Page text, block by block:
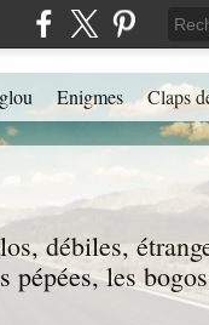
débiles,
les
Enigmes Claps